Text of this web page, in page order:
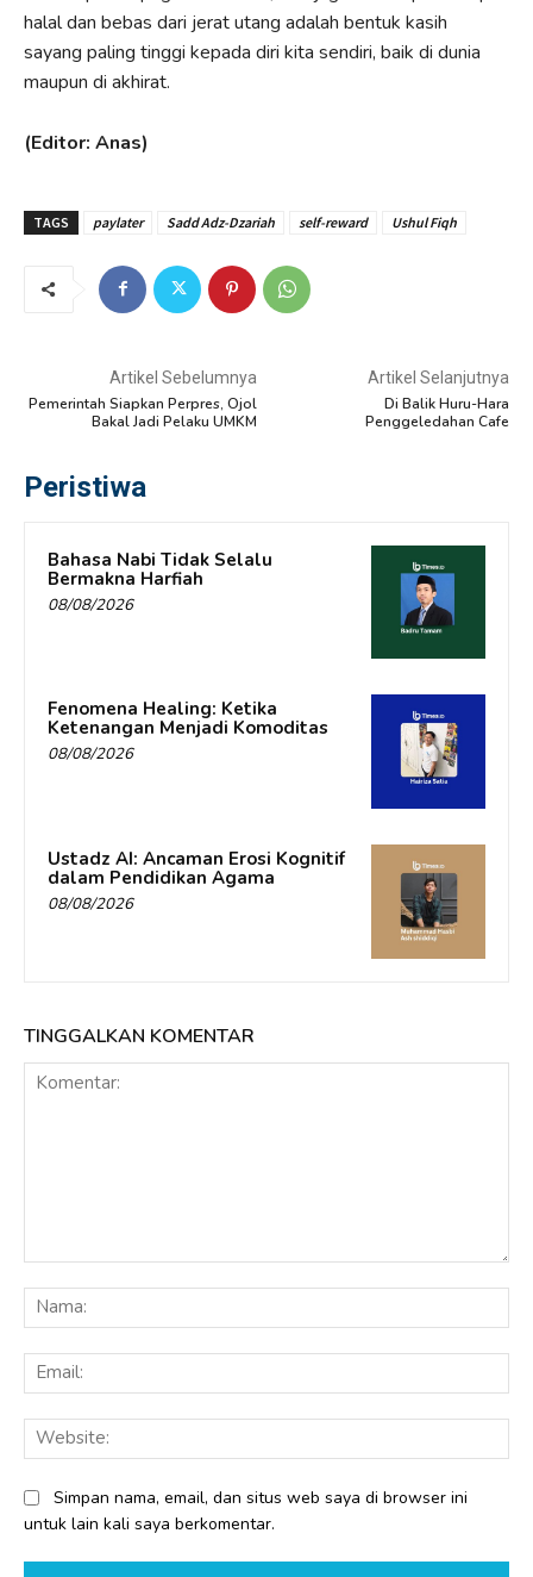
halal dan bebas dari jerat utang adalah bentuk kasih
sayang paling tinggi kepada diri kita sendiri, baik di dunia
maupun di akhirat.
(Editor: Anas)
TAGS paylater Sadd Adz-Dzariah self-reward Ushul Fiqh
Artikel Sebelumnya
Pemerintah Siapkan Perpres, Ojol
Bakal Jadi Pelaku UMKM
Artikel Selanjutnya
Di Balik Huru-Hara
Penggeledahan Cafe
Peristiwa
Bahasa Nabi Tidak Selalu
Bermakna Harfiah
08/08/2026
Fenomena Healing: Ketika
Ketenangan Menjadi Komoditas
08/08/2026
Ustadz AI: Ancaman Erosi Kognitif
dalam Pendidikan Agama
08/08/2026
TINGGALKAN KOMENTAR
Simpan nama, email, dan situs web saya di browser ini
untuk lain kali saya berkomentar.